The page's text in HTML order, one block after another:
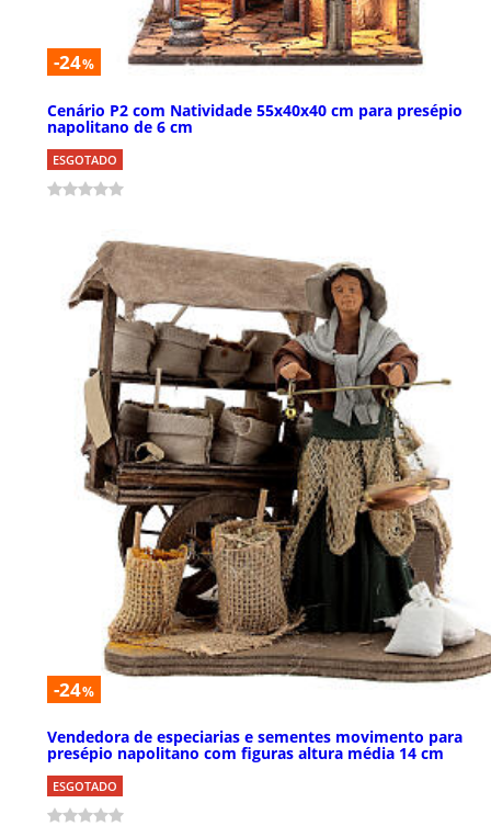
-24%
Cenário P2 com Natividade 55x40x40 cm para presépio
napolitano de 6 cm
ESGOTADO
-24%
Vendedora de especiarias e sementes movimento para
presépio napolitano com figuras altura média 14 cm
ESGOTADO